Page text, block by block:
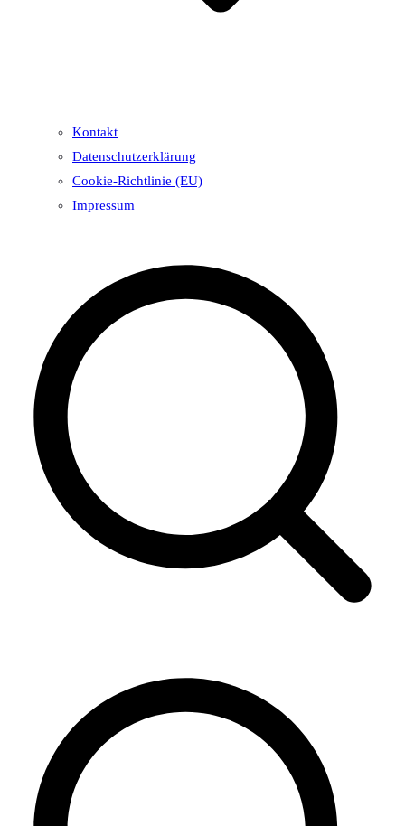
Kontakt
Datenschutzerklärung
Cookie-Richtlinie (EU)
Impressum